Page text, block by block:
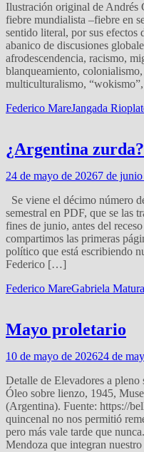
Ilustración original de Andrés
fiebre mundialista –fiebre en
sentido literal, por sus
abanico de discusiones
afrodescendencia, racismo,
blanqueamiento,
multiculturalismo,
Federico MareJangada
¿Argentina
24 de mayo de 20267 de
Se viene el décimo número
semestral en PDF, que se las
fines de junio, antes del
compartimos las primeras
político que está escribiendo
Federico […]
Federico MareGabriela
Mayo proletario
10 de mayo de 202624 de
Detalle de Elevadores a
Óleo sobre lienzo, 1945,
(Argentina). Fuente: https://
quincenal no nos permitió
pero más vale tarde que
Mendoza que integran